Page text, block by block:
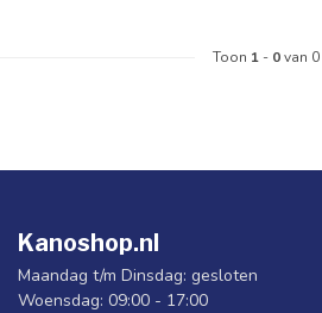
Toon 1 - 0van 0
Kanoshop.nl
Maandag t/m Dinsdag: gesloten
Woensdag: 09:00 - 17:00